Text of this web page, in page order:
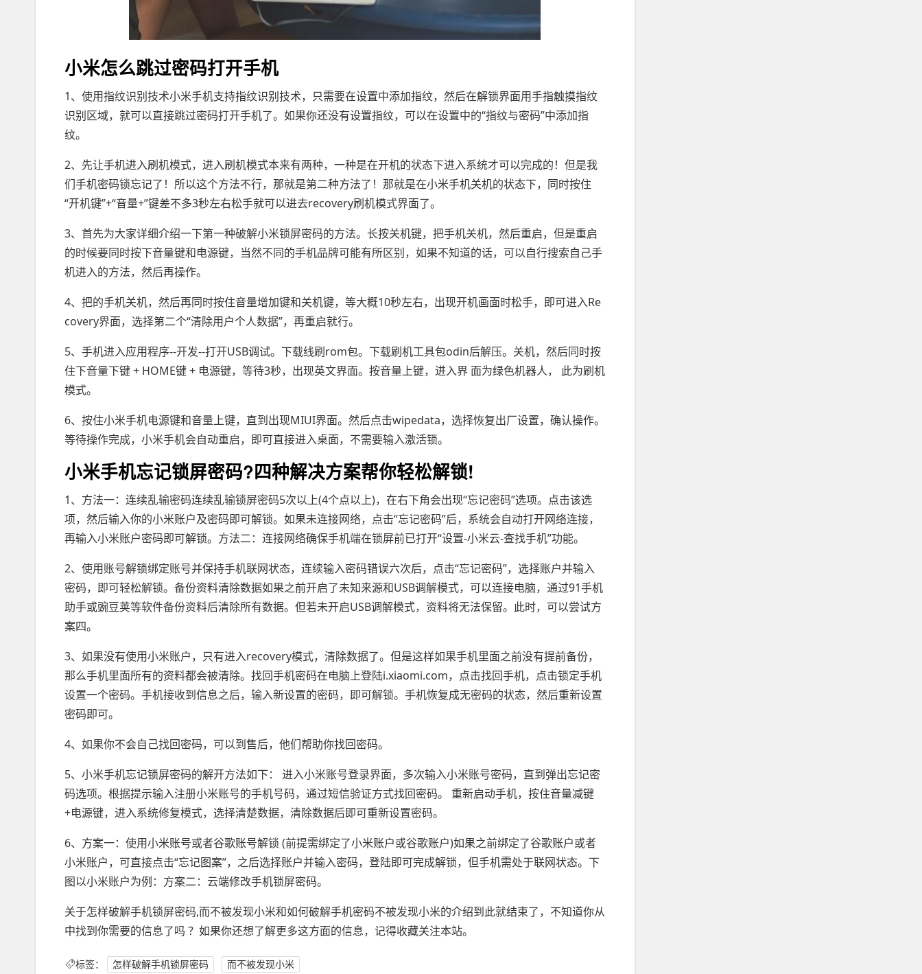
小米怎么跳过密码打开手机
1、使用指纹识别技术小米手机支持指纹识别技术，只需要在设置中添加指纹，然后在解锁界面用手指触摸指纹
识别区域，就可以直接跳过密码打开手机了。如果你还没有设置指纹，可以在设置中的“指纹与密码”中添加指
纹。
2、先让手机进入刷机模式，进入刷机模式本来有两种，一种是在开机的状态下进入系统才可以完成的！但是我
们手机密码锁忘记了！所以这个方法不行，那就是第二种方法了！那就是在小米手机关机的状态下，同时按住
“开机键”+“音量+”键差不多3秒左右松手就可以进去recovery刷机模式界面了。
3、首先为大家详细介绍一下第一种破解小米锁屏密码的方法。长按关机键，把手机关机，然后重启，但是重启
的时候要同时按下音量键和电源键，当然不同的手机品牌可能有所区别，如果不知道的话，可以自行搜索自己手
机进入的方法，然后再操作。
4、把的手机关机，然后再同时按住音量增加键和关机键，等大概10秒左右，出现开机画面时松手，即可进入Re
covery界面，选择第二个“清除用户个人数据”，再重启就行。
5、手机进入应用程序--开发--打开USB调试。下载线刷rom包。下载刷机工具包odin后解压。关机，然后同时按
住下音量下键 + HOME键 + 电源键，等待3秒，出现英文界面。按音量上键，进入界 面为绿色机器人， 此为刷机
模式。
6、按住小米手机电源键和音量上键，直到出现MIUI界面。然后点击wipedata，选择恢复出厂设置，确认操作。
等待操作完成，小米手机会自动重启，即可直接进入桌面，不需要输入激活锁。
小米手机忘记锁屏密码?四种解决方案帮你轻松解锁!
1、方法一：连续乱输密码连续乱输锁屏密码5次以上(4个点以上)，在右下角会出现“忘记密码”选项。点击该选
项，然后输入你的小米账户及密码即可解锁。如果未连接网络，点击“忘记密码”后，系统会自动打开网络连接，
再输入小米账户密码即可解锁。方法二：连接网络确保手机端在锁屏前已打开“设置-小米云-查找手机”功能。
2、使用账号解锁绑定账号并保持手机联网状态，连续输入密码错误六次后，点击“忘记密码”，选择账户并输入
密码，即可轻松解锁。备份资料清除数据如果之前开启了未知来源和USB调解模式，可以连接电脑，通过91手机
助手或豌豆荚等软件备份资料后清除所有数据。但若未开启USB调解模式，资料将无法保留。此时，可以尝试方
案四。
3、如果没有使用小米账户，只有进入recovery模式，清除数据了。但是这样如果手机里面之前没有提前备份，
那么手机里面所有的资料都会被清除。找回手机密码在电脑上登陆i.xiaomi.com，点击找回手机，点击锁定手机
设置一个密码。手机接收到信息之后，输入新设置的密码，即可解锁。手机恢复成无密码的状态，然后重新设置
密码即可。
4、如果你不会自己找回密码，可以到售后，他们帮助你找回密码。
5、小米手机忘记锁屏密码的解开方法如下： 进入小米账号登录界面，多次输入小米账号密码，直到弹出忘记密
码选项。根据提示输入注册小米账号的手机号码，通过短信验证方式找回密码。 重新启动手机，按住音量减键
+电源键，进入系统修复模式，选择清楚数据，清除数据后即可重新设置密码。
6、方案一：使用小米账号或者谷歌账号解锁 (前提需绑定了小米账户或谷歌账户)如果之前绑定了谷歌账户或者
小米账户，可直接点击“忘记图案”，之后选择账户并输入密码，登陆即可完成解锁，但手机需处于联网状态。下
图以小米账户为例：方案二：云端修改手机锁屏密码。
关于怎样破解手机锁屏密码,而不被发现小米和如何破解手机密码不被发现小米的介绍到此就结束了，不知道你从
中找到你需要的信息了吗 ？如果你还想了解更多这方面的信息，记得收藏关注本站。
标签： 怎样破解手机锁屏密码 而不被发现小米